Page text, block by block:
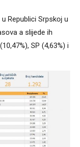
Republici Srpskoj u
a slijede ih
SP (4,63%) i